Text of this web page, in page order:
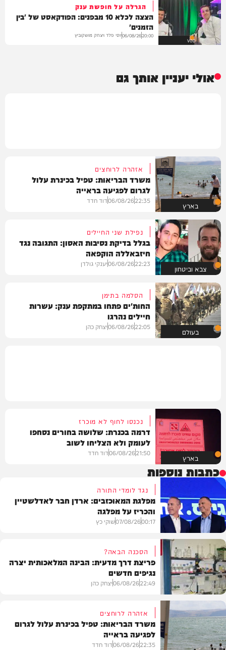
VOD
הגרלה על חופשת ענק
הצצה לכלא 10 מבפנים: הפודקאסט של 'בין
הזמנים'
20:00
06/08/26יוסי פלד ויצחק מושקוביץ
אולי יעניין אותך גם
בארץ
אזהרה לרוחצים
משרד הבריאות: טפיל בכינרת עלול
לגרום לפגיעה בראייה
22:35
06/08/26דוד חדד
צבא וביטחון
נפילת שני החיילים
בגלל בדיקת נסיבות האסון: התגובה נגד
חיזבאללה הוקפאה
22:23
06/08/26יענקי גולדן
בעולם
הסלמה בתימן
החות'ים פתחו במתקפת ענק: עשרות
חיילים נהרגו
22:05
06/08/26יצחק כהן
בארץ
נכנסו לחוף לא מוכרז
דרמה בכנרת: שלושה בחורים נסחפו
לעומק ולא הצליחו לשוב
21:50
06/08/26דוד חדד
כתבות נוספות
פוליטי
נגד לומדי התורה
מפלגת המאוכזבים: ארדן חבר לאדלשטיין
והכריז על מפלגה
00:17
07/08/26שוקי כץ
בריאות
הסכנה הבאה?
פריצת דרך מדעית: הבינה המלאכותית יצרה
נגיפים חדשים
22:49
06/08/26יצחק כהן
אזהרה לרוחצים
משרד הבריאות: טפיל בכינרת עלול לגרום
לפגיעה בראייה
22:35
06/08/26דוד חדד